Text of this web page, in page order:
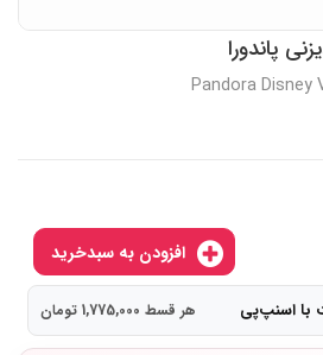
پاندورا
Pandora Disney
با اسنپ‌پی هر قسط 1,775,000 تومان